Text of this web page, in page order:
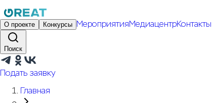
О проекте Конкурсы МероприятияМедиацентрКонтакты
Поиск
Подать заявку
Главная